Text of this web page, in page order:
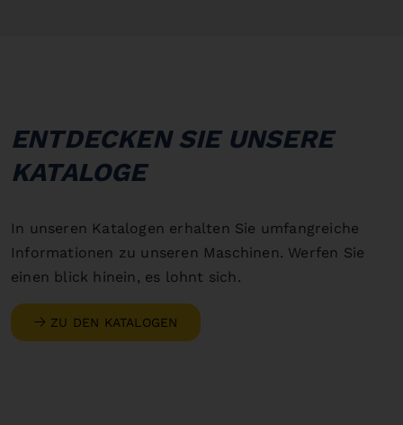
ENTDECKEN SIE UNSERE
KATALOGE
In unseren Katalogen erhalten Sie umfangreiche
Informationen zu unseren Maschinen. Werfen Sie
einen blick hinein, es lohnt sich.
ZU DEN KATALOGEN